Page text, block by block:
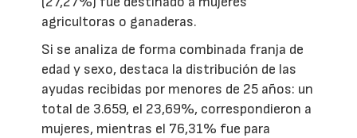
agricultoras o ganaderas.
Si se analiza de forma combinada franja de
edad y sexo, destaca la distribución de las
ayudas recibidas por menores de 25 años: un
total de 3.659, el 23,69%, correspondieron a
mujeres, mientras el 76,31% fue para